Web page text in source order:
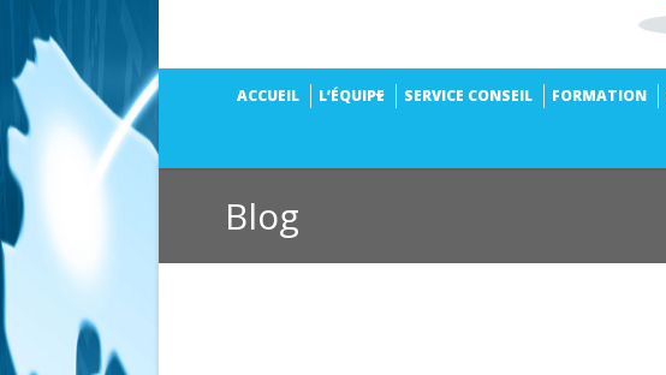
ACCUEIL L’ÉQUIPE SERVICE CONSEIL FORMATION
Blog